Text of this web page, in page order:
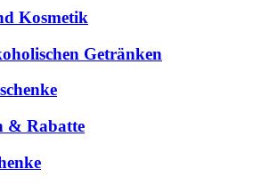
Kosmetik
Getränken
& Rabatte